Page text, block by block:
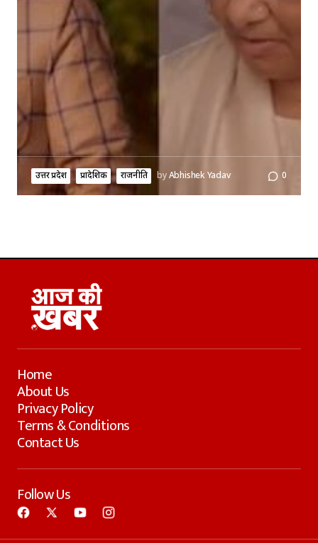
उत्तर प्रदेश प्रादेशिक राजनीति byAbhishek Yadav 0
Home
About Us
Privacy Policy
Terms & Conditions
Contact Us
Follow Us